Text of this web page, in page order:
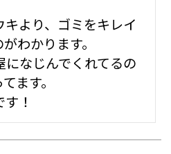
より、ゴミをキレイ
わかります。
なじんでくれてるの
ます。
！